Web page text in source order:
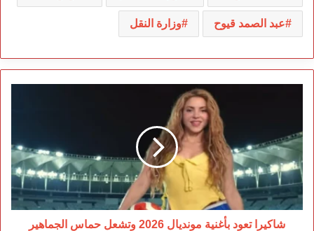
عبد الصمد قيوح وزارة النقل
شاكيرا
مونديال
2026
وتشعل
حماس
الجماهير
شاكيرا تعود بأغنية مونديال 2026 وتشعل حماس الجماهير